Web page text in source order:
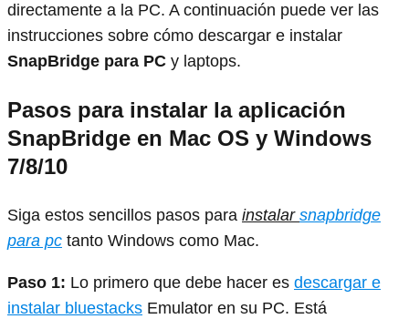
directamente a la PC. A continuación puede ver las
instrucciones sobre cómo descargar e instalar
SnapBridge para PC y laptops.
Pasos para instalar la aplicación
SnapBridge en Mac OS y Windows
7/8/10
Siga estos sencillos pasos para instalar snapbridge
para pc tanto Windows como Mac.
Paso 1: Lo primero que debe hacer es descargar e
instalar bluestacks Emulator en su PC. Está